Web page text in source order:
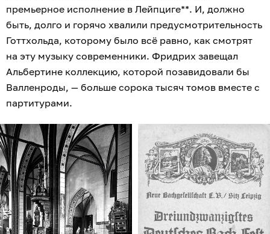
премьерное исполнение в Лейпциге**. И, должно
быть, долго и горячо хвалили предусмотрительность
Готтхольда, которому было всё равно, как смотрят
на эту музыку современники. Фридрих завещал
Альбертине коллекцию, которой позавидовали бы
Валленроды, — больше сорока тысяч томов вместе с
партитурами.